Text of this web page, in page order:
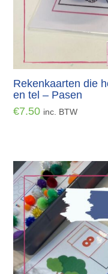
Rekenkaarten die
en tel – Pasen
€7.50 inc. BTW